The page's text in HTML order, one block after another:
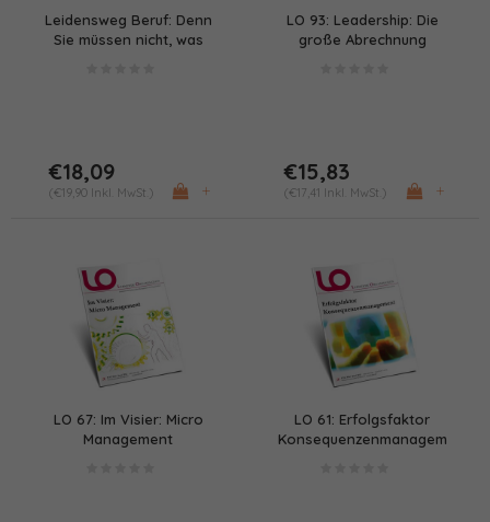
Leidensweg Beruf: Denn
Sie müssen nicht, was
€18,09
(€19,90 Inkl. MwSt.) +
LO 93: Leadership: Die
große Abrechnung
€15,83
(€17,41 Inkl. MwSt.) +
LO 67: Im Visier: Micro
Management
LO 61: Erfolgsfaktor
Konsequenzenmanagement